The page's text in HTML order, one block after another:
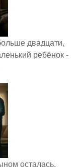
двадцати,
ребёнок -
осталась.